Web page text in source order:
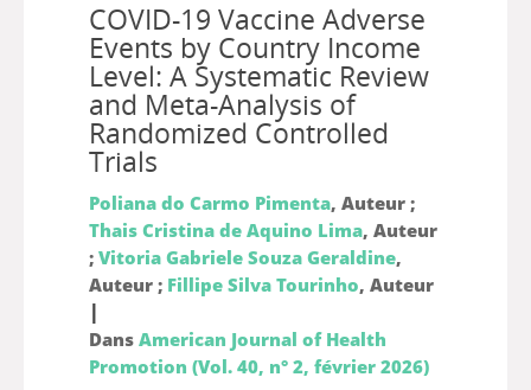
COVID-19 Vaccine Adverse
Events by Country Income
Level: A Systematic Review
and Meta-Analysis of
Randomized Controlled
Trials
Poliana do Carmo Pimenta, Auteur ;
Thais Cristina de Aquino Lima, Auteur
; Vitoria Gabriele Souza Geraldine,
Auteur ; Fillipe Silva Tourinho, Auteur
|
Dans American Journal of Health
Promotion (Vol. 40, n° 2, février 2026)